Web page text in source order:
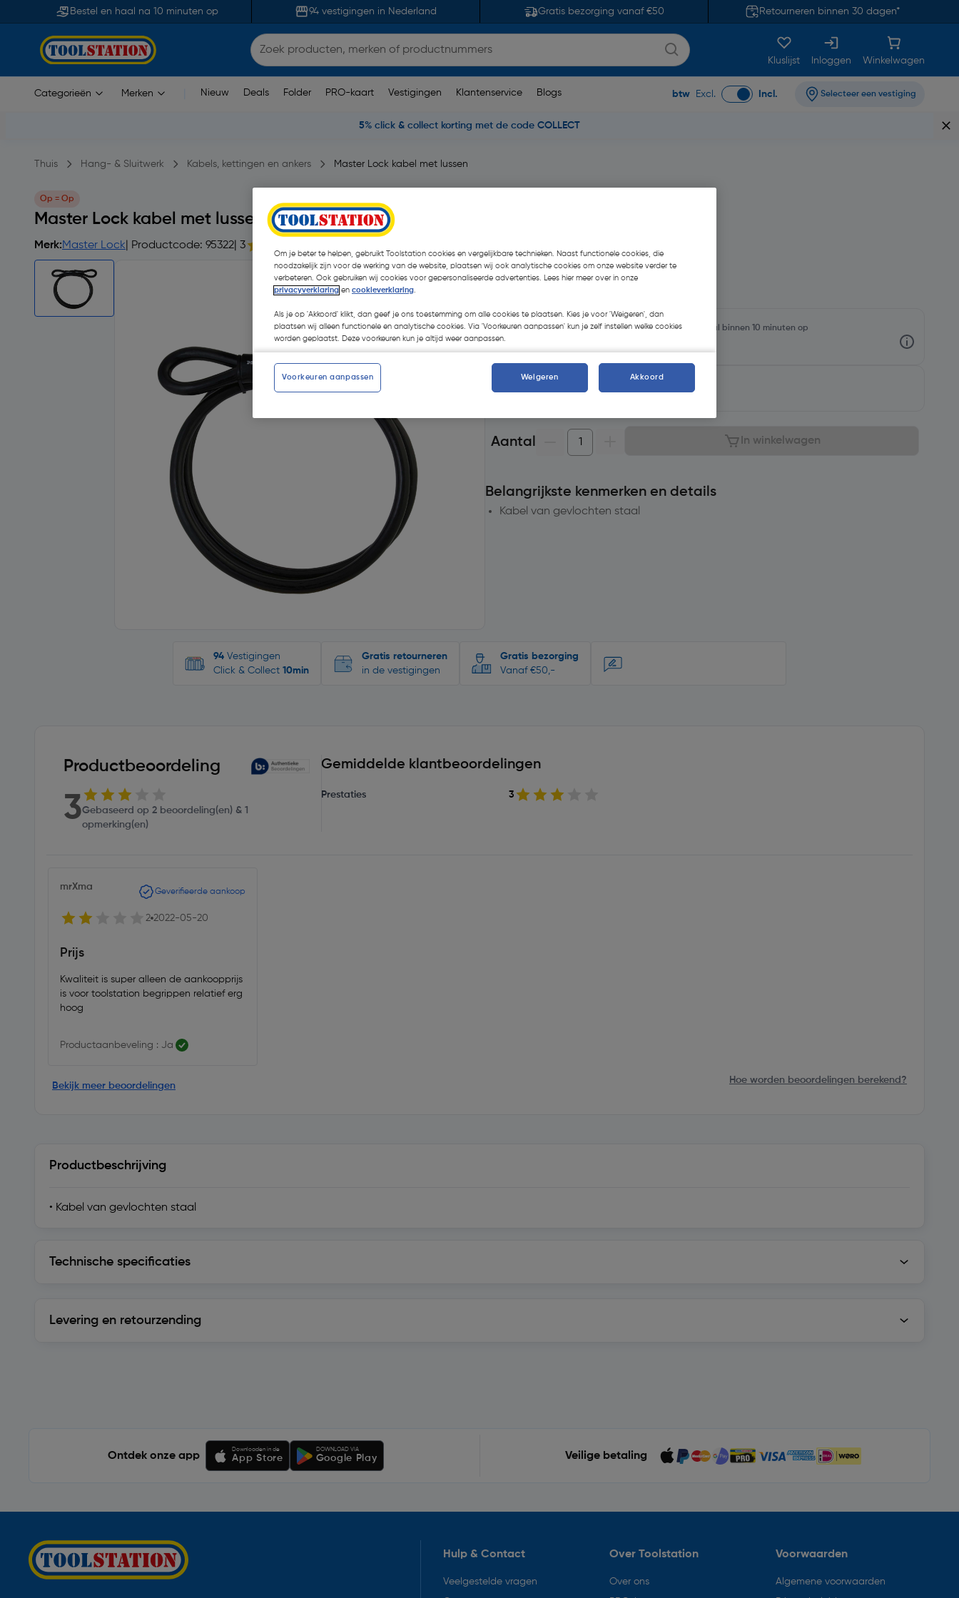
Bestel en haal na 10 minuten op 94 vestigingen in Nederland Gratis bezorging vanaf €50 Retourneren binnen 30 dagen*
Kluslijst Inloggen Winkelwagen
Categorieën Merken Nieuw Deals Folder PRO-kaart Vestigingen Klantenservice Blogs btw Excl. Incl. Selecteer een vestiging
5% click & collect korting met de code COLLECT
Thuis Hang- & Sluitwerk Kabels, kettingen en ankers Master Lock kabel met lussen
Op = Op
Master Lock kabel met lussen 3mxØ10mm
Merk:Master Lock | Productcode: 95322 | 3
€ 13,59| Excl. btw € 11,23
Selecteer winkel - Bekijk voorraadniveaus en haal binnen 10 minuten op
Aantal In winkelwagen
Belangrijkste kenmerken en details
Kabel van gevlochten staal
94 Vestigingen
Click & Collect 10min
Gratis retourneren
in de vestigingen
Gratis bezorging
Vanaf €50,-
Productbeoordeling
3Gebaseerd op 2 beoordeling(en) & 1
opmerking(en)
Gemiddelde klantbeoordelingen
Prestaties 3
mrXma Geverifieerde aankoop
2 2022-05-20
Prijs
Kwaliteit is super alleen de aankoopprijs
is voor toolstation begrippen relatief erg
hoog
Productaanbeveling : Ja
Bekijk meer beoordelingen
Hoe worden beoordelingen berekend?
Productbeschrijving
• Kabel van gevlochten staal
Technische specificaties
Levering en retourzending
Ontdek onze app
Downloaden in de
App Store
DOWNLOAD VIA
Google Play Veilige betaling
Hulp & Contact
Veelgestelde vragen
Over Toolstation
Over ons
Voorwaarden
Algemene voorwaarden
Om je beter te helpen, gebruikt Toolstation cookies en vergelijkbare technieken. Naast functionele cookies, die
noodzakelijk zijn voor de werking van de website, plaatsen wij ook analytische cookies om onze website verder te
verbeteren. Ook gebruiken wij cookies voor gepersonaliseerde advertenties. Lees hier meer over in onze
privacyverklaring en cookieverklaring.
Als je op 'Akkoord' klikt, dan geef je ons toestemming om alle cookies te plaatsen. Kies je voor 'Weigeren', dan
plaatsen wij alleen functionele en analytische cookies. Via 'Voorkeuren aanpassen' kun je zelf instellen welke cookies
worden geplaatst. Deze voorkeuren kun je altijd weer aanpassen.
Voorkeuren aanpassen Weigeren Akkoord